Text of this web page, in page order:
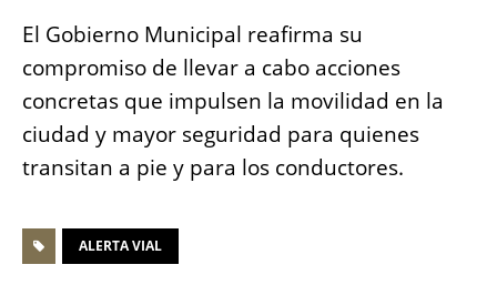
El Gobierno Municipal reafirma su
compromiso de llevar a cabo acciones
concretas que impulsen la movilidad en la
ciudad y mayor seguridad para quienes
transitan a pie y para los conductores.
ALERTA VIAL